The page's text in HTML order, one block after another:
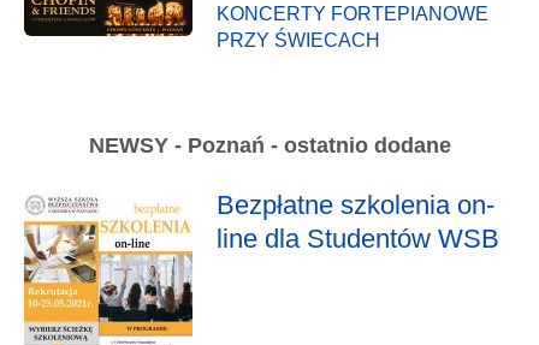
KONCERTY FORTEPIANOWE
PRZY ŚWIECACH
NEWSY - Poznań - ostatnio dodane
Bezpłatne szkolenia on-
line dla Studentów WSB